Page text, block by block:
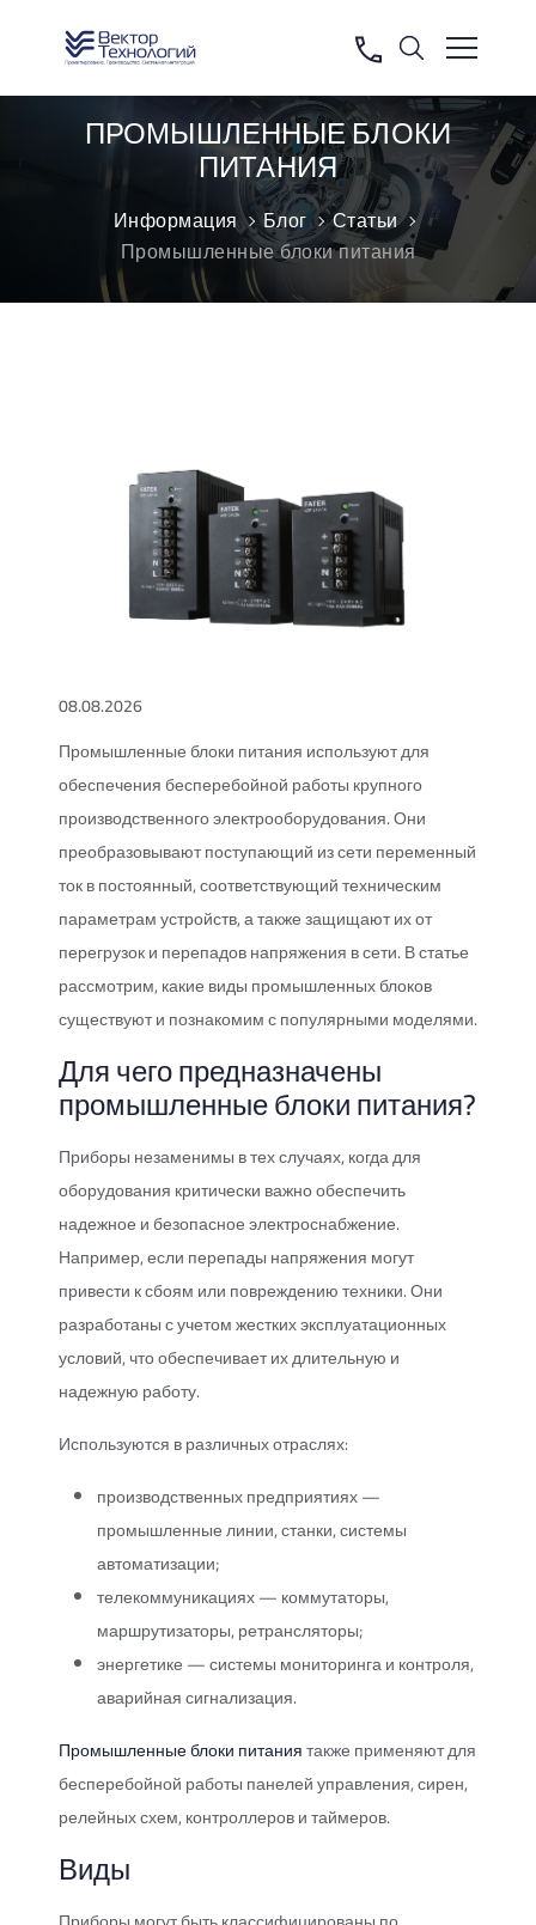
ПРОМЫШЛЕННЫЕ БЛОКИ
ПИТАНИЯ
Информация Блог
Статьи
Промышленные блоки питания
08.08.2026
Промышленные блоки питания используют для
обеспечения бесперебойной работы крупного
производственного электрооборудования. Они
преобразовывают поступающий из сети переменный
ток в постоянный, соответствующий техническим
параметрам устройств, а также защищают их от
перегрузок и перепадов напряжения в сети. В статье
рассмотрим, какие виды промышленных блоков
существуют и познакомим с популярными моделями.
Для чего предназначены
промышленные блоки питания?
Приборы незаменимы в тех случаях, когда для
оборудования критически важно обеспечить
надежное и безопасное электроснабжение.
Например, если перепады напряжения могут
привести к сбоям или повреждению техники. Они
разработаны с учетом жестких эксплуатационных
условий, что обеспечивает их длительную и
надежную работу.
Используются в различных отраслях:
производственных предприятиях —
промышленные линии, станки, системы
автоматизации;
телекоммуникациях — коммутаторы,
маршрутизаторы, ретрансляторы;
энергетике — системы мониторинга и контроля,
аварийная сигнализация.
Промышленные блоки питаниятакже применяют для
бесперебойной работы панелей управления, сирен,
релейных схем, контроллеров и таймеров.
Виды